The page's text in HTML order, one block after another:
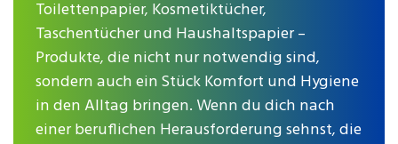
Toilettenpapier, Kosmetiktücher,
Taschentücher und Haushaltspapier –
Produkte, die nicht nur notwendig sind,
sondern auch ein Stück Komfort und Hygiene
in den Alltag bringen. Wenn du dich nach
einer beruflichen Herausforderung sehnst, die